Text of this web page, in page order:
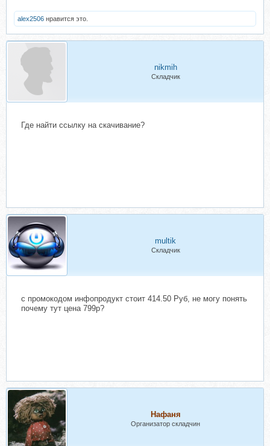
alex2506 нравится это.
nikmih
Складчик
Где найти ссылку на скачивание?
multik
Складчик
с промокодом инфопродукт стоит 414.50 Руб, не могу понять
почему тут цена 799р?
Нафаня
Организатор складчин